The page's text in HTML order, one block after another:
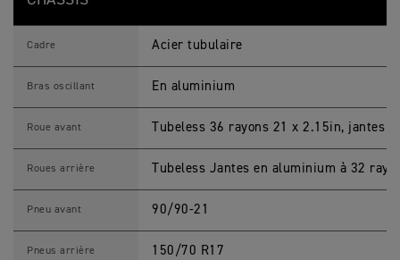
Cadre Acier tubulaire
Bras oscillant En aluminium
Roue avant Tubeless 36 rayons 21 x 2.15in, jantes
Roues arrière Tubeless Jantes en aluminium à 32
Pneu avant 90/90-21
Pneus arrière 150/70 R17